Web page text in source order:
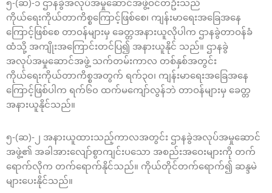
၅-(ဆ)-၁ ဌာနခွဲအလုပ်အမှုဆောင်အဖွဲ့ဝင်တဦးသည်
ကိုယ်ရေးကိုယ်တာကိစ္စကြောင့်ဖြစ်စေ၊ ကျန်းမာရေးအခြေအနေ
ကြောင့်ဖြစ်စေ တာဝန်များမှ ခေတ္တအနားယူလိုပါက ဌာနခွဲတာဝန်ခံ
ထံသို့ အကျိုးအကြောင်းတင်ပြ၍ အနားယူနိုင် သည်။ ဌာနခွဲ
အလုပ်အမှုဆောင်အဖွဲ့ သက်တမ်းကာလ တစ်နှစ်အတွင်း
ကိုယ်ရေးကိုယ်တာကိစ္စအတွက် ရက်၃၀၊ ကျန်းမာရေးအခြေအနေ
ကြောင့်ဖြစ်ပါက ရက်၆၀ ထက်မကျော်လွန်ဘဲ တာဝန်များမှ ခေတ္တ
အနားယူနိုင်သည်။
၅-(ဆ)-၂ အနားယူထားသည့်ကာလအတွင်း ဌာနခွဲအလုပ်အမှုဆောင်
အဖွဲ့၏ အခါအားလျော်စွာကျင်းပသော အစည်းအဝေးများကို တက်
ရောက်လိုက တက်ရောက်နိုင်သည်။ ကိုယ်တိုင်တက်ရောက်၍ ဆန္ဒမဲ
များပေးနိုင်သည်။